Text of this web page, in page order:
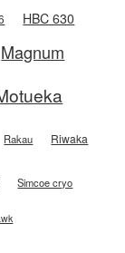
HBC 630
Magnum
Rakau Riwaka
Simcoe cryo